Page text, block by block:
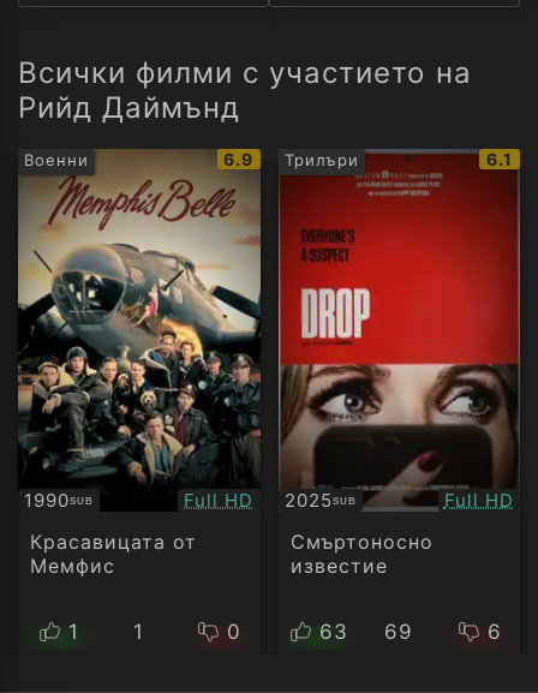
Всички филми с участието на
Рийд Даймънд
Военни
IMDb
рейтинг:
6.9
1990SUB
Субтитри Качество:
Full HD
Красавицата от
Мемфис
1 1 0
Трилъри
IMDb
6.1
2025SUB
Субтитри Full HD
Смъртоносно
известие
63 69 6